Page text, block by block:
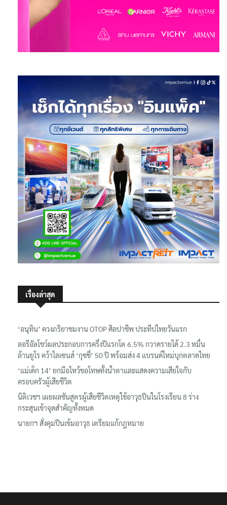
เรื่องล่าสุด
‘อนุทิน’ ควงภริยาชมงาน OTOP ศิลปาชีพ ประทีปไทยวันแรก
ลอรีอัลโชว์ผลประกอบการครึ่งปีแรกโต 6.5% กวาดรายได้ 2.3 หมื่น
ล้านยูโร คว้าไลเซนส์ ‘กุชชี่’ 50 ปี พร้อมส่ง 4 แบรนด์ใหม่บุกตลาดไทย
‘แม่เด็ก 14’ ยกมือไหว้ขอโทษทั้งน้ำตาและแสดงความเสียใจกับ
ครอบครัวผู้เสียชีวิต
นิติเวชฯ เผยผลชันสูตรผู้เสียชีวิตเหตุใช้อาวุธปืนในโรงเรียน 8 ร่าง
กระสุนเข้าจุดสำคัญทั้งหมด
นายกฯ สั่งคุมปืนเข้มอาวุธ เตรียมแก้กฎหมาย